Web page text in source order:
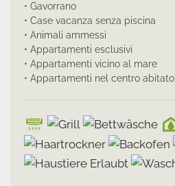
• Gavorrano
• Case vacanza senza piscina
• Animali ammessi
• Appartamenti esclusivi
• Appartamenti vicino al mare
• Appartamenti nel centro abitato